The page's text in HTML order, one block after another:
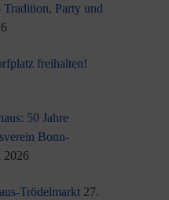
Party und
freihalten!
50 Jahre
Bonn-
2026
Trödelmarkt 27.